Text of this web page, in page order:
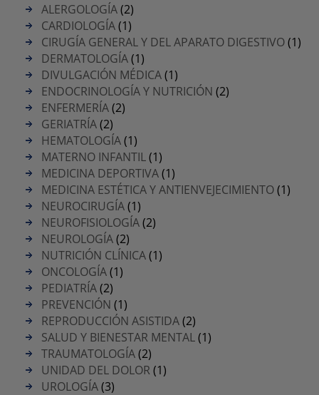
ALERGOLOGÍA(2)
CARDIOLOGÍA(1)
CIRUGÍA GENERAL Y DEL APARATO DIGESTIVO(1)
DERMATOLOGÍA(1)
DIVULGACIÓN MÉDICA(1)
ENDOCRINOLOGÍA Y NUTRICIÓN (2)
ENFERMERÍA(2)
GERIATRÍA(2)
HEMATOLOGÍA(1)
MATERNO INFANTIL(1)
MEDICINA DEPORTIVA(1)
MEDICINA ESTÉTICA Y ANTIENVEJECIMIENTO(1)
NEUROCIRUGÍA(1)
NEUROFISIOLOGÍA(2)
NEUROLOGÍA(2)
NUTRICIÓN CLÍNICA(1)
ONCOLOGÍA(1)
PEDIATRÍA(2)
PREVENCIÓN (1)
REPRODUCCIÓN ASISTIDA(2)
SALUD Y BIENESTAR MENTAL(1)
TRAUMATOLOGÍA(2)
UNIDAD DEL DOLOR(1)
UROLOGÍA(3)